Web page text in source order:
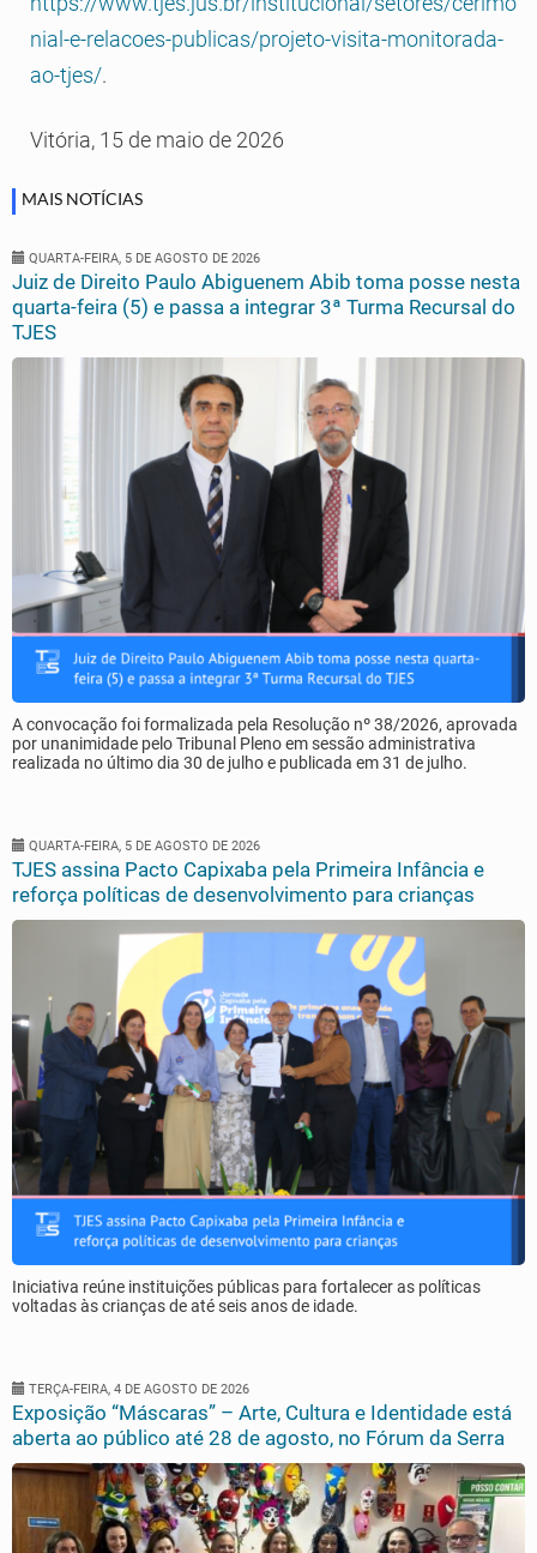
nial-e-relacoes-publicas/projeto-visita-monitorada-
ao-tjes/.
Vitória, 15 de maio de 2026
MAIS NOTÍCIAS
QUARTA-FEIRA, 5 DE AGOSTO DE 2026
Juiz de Direito Paulo Abiguenem Abib toma posse nesta
quarta-feira (5) e passa a integrar 3ª Turma Recursal do
TJES
A convocação foi formalizada pela Resolução nº 38/2026, aprovada
por unanimidade pelo Tribunal Pleno em sessão administrativa
realizada no último dia 30 de julho e publicada em 31 de julho.
QUARTA-FEIRA, 5 DE AGOSTO DE 2026
TJES assina Pacto Capixaba pela Primeira Infância e
reforça políticas de desenvolvimento para crianças
Iniciativa reúne instituições públicas para fortalecer as políticas
voltadas às crianças de até seis anos de idade.
TERÇA-FEIRA, 4 DE AGOSTO DE 2026
Exposição “Máscaras” – Arte, Cultura e Identidade está
aberta ao público até 28 de agosto, no Fórum da Serra